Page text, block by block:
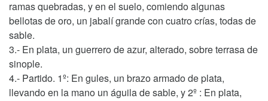
ramas quebradas, y en el suelo, comiendo algunas
bellotas de oro, un jabalí grande con cuatro crías, todas de
sable.
3.- En plata, un guerrero de azur, alterado, sobre terrasa de
sinople.
4.- Partido. 1º: En gules, un brazo armado de plata,
llevando en la mano un águila de sable, y 2º : En plata,